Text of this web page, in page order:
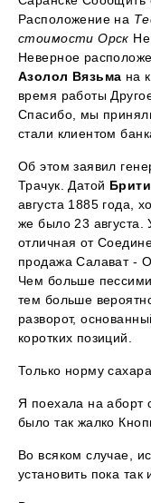
Расположение на
стоимости Орск
Неверное
Азолол Вязьма на
время работы
Спасибо, мы
стали клиентом
Об этом заявил
Трачук. Датой
августа 1885 года,
же было 23 августа.
отличная от
продажа Салават -
Чем больше
тем больше
разворот,
коротких позиций.
Только норму
Я поехала на аборт
было так жалко
Во всяком случае,
установить пока так